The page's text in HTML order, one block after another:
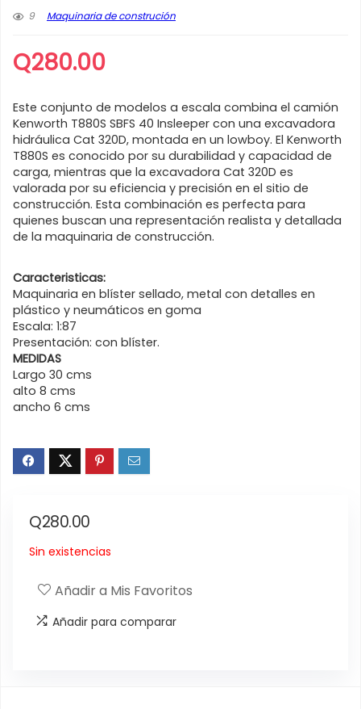
9
Maquinaria de construción
Q280.00
Este conjunto de modelos a escala combina el camión
Kenworth T880S SBFS 40 Insleeper con una excavadora
hidráulica Cat 320D, montada en un lowboy. El Kenworth
T880S es conocido por su durabilidad y capacidad de
carga, mientras que la excavadora Cat 320D es
valorada por su eficiencia y precisión en el sitio de
construcción. Esta combinación es perfecta para
quienes buscan una representación realista y detallada
de la maquinaria de construcción.
Caracteristicas:
Maquinaria en blíster sellado, metal con detalles en
plástico y neumáticos en goma
Escala: 1:87
Presentación: con blíster.
MEDIDAS
Largo 30 cms
alto 8 cms
ancho 6 cms
Q280.00
Sin existencias
Añadir a Mis Favoritos
Añadir para comparar